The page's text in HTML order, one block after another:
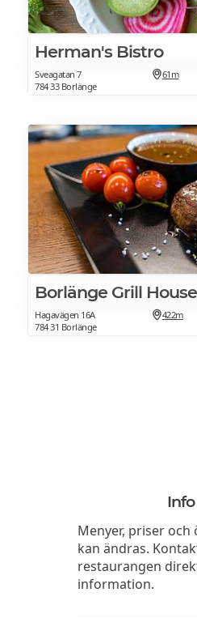
Herman's Bistro
Sveagatan 7
784 33 Borlänge
61m
Borlänge Grill House
Hagavägen 16A
784 31 Borlänge
422m
Info
Menyer, priser
kan ändras.
restaurangen
information.